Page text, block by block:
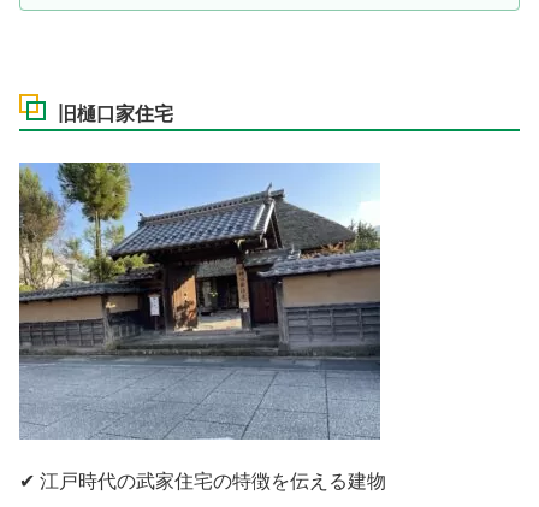
旧樋口家住宅
✔ 江戸時代の武家住宅の特徴を伝える建物